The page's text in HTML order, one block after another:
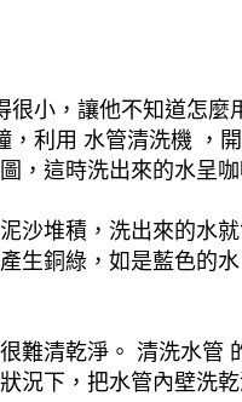
小，讓他不知道怎
，利用 水管清洗機 ，
，這時洗出來的水呈
沙堆積，洗出來的水
生銅綠，如是藍色的
難清乾淨。 清洗水
況下，把水管內壁洗乾